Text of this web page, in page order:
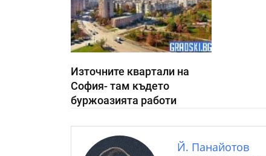
Източните квартали на
София- там където
буржоазията работи
Й. Панайотов